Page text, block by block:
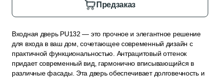
Предзаказ
Входная дверь PU132 — это прочное и элегантное решение
для входа в ваш дом, сочетающее современный дизайн с
практичной функциональностью. Антрацитовый оттенок
придает современный вид, гармонично вписывающийся в
различные фасады. Эта дверь обеспечивает долговечность и